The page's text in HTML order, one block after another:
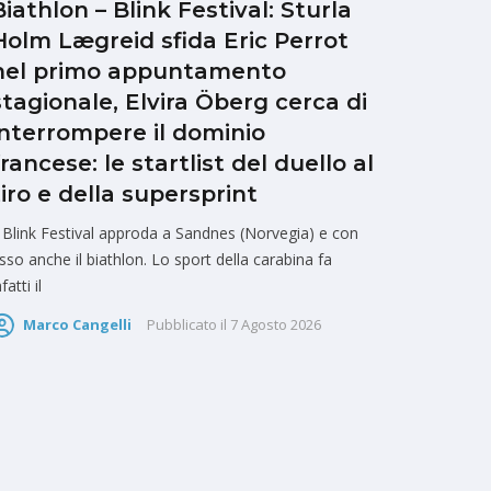
– Blink Festival: Sturla
Lægreid sfida Eric Perrot
primo appuntamento
Elvira Öberg cerca di
il dominio
le startlist del duello al
e della supersprint
Blink Festival approda a Sandnes (Norvegia) e con
anche il biathlon. Lo sport della carabina fa
il
Marco Cangelli Pubblicato il 7 Agosto 2026